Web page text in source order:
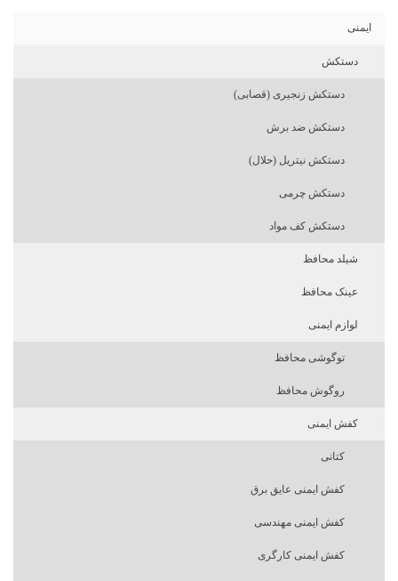
ایمنی
دستکش
دستکش زنجیری (قصابی)
دستکش ضد برش
دستکش نیتریل (حلال)
دستکش چرمی
دستکش کف مواد
شیلد محافظ
عینک محافظ
لوازم ایمنی
توگوشی محافظ
روگوش محافظ
کفش ایمنی
کتانی
کفش ایمنی عایق برق
کفش ایمنی مهندسی
کفش ایمنی کارگری